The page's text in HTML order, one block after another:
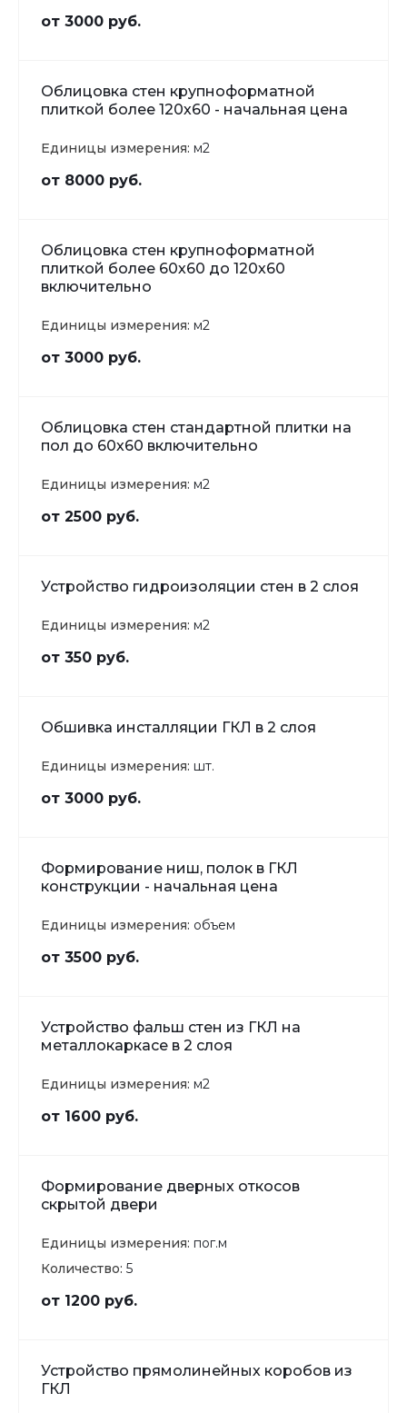
от 3000 руб.
Облицовка стен крупноформатной
плиткой более 120х60 - начальная цена
Единицы измерения: м2
от 8000 руб.
Облицовка стен крупноформатной
плиткой более 60х60 до 120х60
включительно
Единицы измерения: м2
от 3000 руб.
Облицовка стен стандартной плитки на
пол до 60х60 включительно
Единицы измерения: м2
от 2500 руб.
Устройство гидроизоляции стен в 2 слоя
Единицы измерения: м2
от 350 руб.
Обшивка инсталляции ГКЛ в 2 слоя
Единицы измерения: шт.
от 3000 руб.
Формирование ниш, полок в ГКЛ
конструкции - начальная цена
Единицы измерения: объем
от 3500 руб.
Устройство фальш стен из ГКЛ на
металлокаркасе в 2 слоя
Единицы измерения: м2
от 1600 руб.
Формирование дверных откосов
скрытой двери
Единицы измерения: пог.м
Количество: 5
от 1200 руб.
Устройство прямолинейных коробов из
ГКЛ